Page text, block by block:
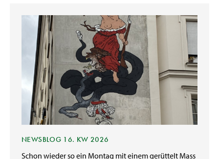
NEWSBLOG 16. KW 2026
Schon wieder so ein Montag mit einem gerüttelt Mass